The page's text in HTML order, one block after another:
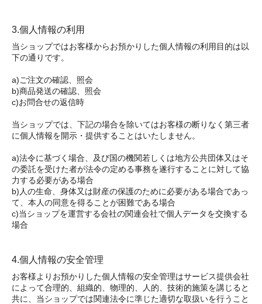
3.個人情報の利用
当ショップではお客様からお預かりした個人情報の利用目的は以
下の通りです。
a)ご注文の確認、照会
b)商品発送の確認、照会
c)お問合せの返信時
当ショップでは、下記の場合を除いてはお客様の断りなく第三者
に個人情報を開示・提供することはいたしません。
a)法令に基づく場合、及び国の機関若しくは地方公共団体又はそ
の委託を受けた者が法令の定める事務を遂行することに対して協
力する必要がある場合
b)人の生命、身体又は財産の保護のために必要がある場合であっ
て、本人の同意を得ることが困難である場合
c)当ショップを運営する会社の関連会社で個人データを交換する
場合
4.個人情報の安全管理
お客様よりお預かりした個人情報の安全管理はサービス提供会社
によって合理的、組織的、物理的、人的、技術的施策を講じると
共に、当ショップでは関連法令に準じた適切な取扱いを行うこと